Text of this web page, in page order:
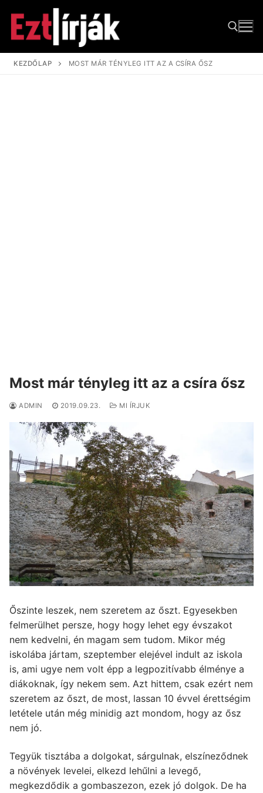
tartalomra
KEZDŐLAP MOST MÁR TÉNYLEG ITT AZ A CSÍRA ŐSZ
Most már tényleg itt az a csíra ősz
ADMIN 2019.09.23. MI ÍRJUK
Őszinte leszek, nem szeretem az őszt. Egyesekben
felmerülhet persze, hogy hogy lehet egy évszakot
nem kedvelni, én magam sem tudom. Mikor még
iskolába jártam, szeptember elejével indult az iskola
is, ami ugye nem volt épp a legpozitívabb élménye a
diákoknak, így nekem sem. Azt hittem, csak ezért nem
szeretem az őszt, de most, lassan 10 évvel érettségim
letétele után még minidig azt mondom, hogy az ősz
nem jó.
Tegyük tisztába a dolgokat, sárgulnak, elszíneződnek
a növények levelei, elkezd lehűlni a levegő,
megkezdődik a gombaszezon, ezek jó dolgok. De ha